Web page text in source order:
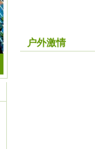
户外激情